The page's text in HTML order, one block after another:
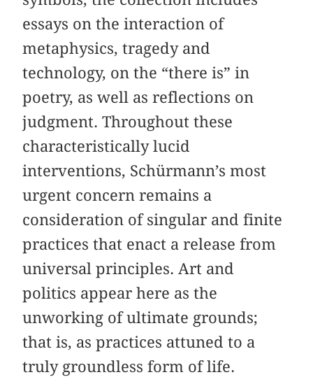
essays on the interaction of
metaphysics, tragedy and
technology, on the “there is” in
poetry, as well as reflections on
judgment. Throughout these
characteristically lucid
interventions, Schürmann’s most
urgent concern remains a
consideration of singular and finite
practices that enact a release from
universal principles. Art and
politics appear here as the
unworking of ultimate grounds;
that is, as practices attuned to a
truly groundless form of life.